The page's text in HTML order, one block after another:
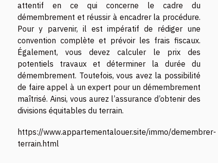
attentif en ce qui concerne le cadre du
démembrement et réussir à encadrer la procédure.
Pour y parvenir, il est impératif de rédiger une
convention complète et prévoir les frais fiscaux.
Également, vous devez calculer le prix des
potentiels travaux et déterminer la durée du
démembrement. Toutefois, vous avez la possibilité
de faire appel à un expert pour un démembrement
maîtrisé. Ainsi, vous aurez l’assurance d’obtenir des
divisions équitables du terrain.
https://www.appartementalouer.site/immo/demembrer-
terrain.html